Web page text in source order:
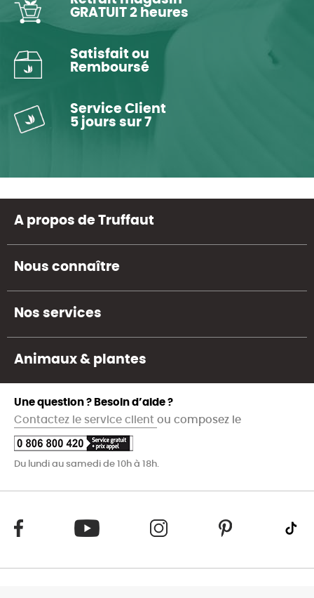
GRATUIT 2 heures
Satisfait ou
Remboursé
Service Client
5 jours sur 7
A propos de Truffaut
Nous connaître
Nos services
Animaux & plantes
Une question ? Besoin d’aide ?
Contactez le service client ou composez le
Du lundi au samedi de 10h à 18h.